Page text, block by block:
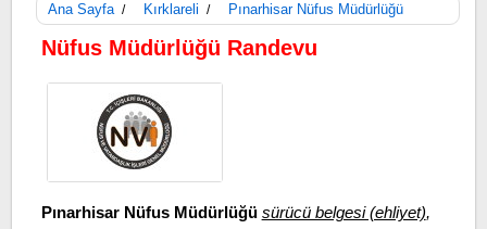
Ana Sayfa / Kırklareli / Pınarhisar Nüfus Müdürlüğü
Nüfus Müdürlüğü Randevu
Pınarhisar Nüfus Müdürlüğü sürücü belgesi (ehliyet),